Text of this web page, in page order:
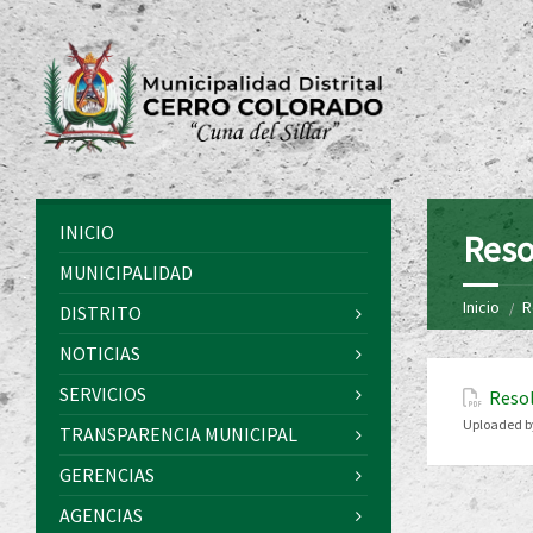
Inicio
Uploaded
INICIO
MUNICIPALIDAD
DISTRITO
NOTICIAS
SERVICIOS
TRANSPARENCIA MUNICIPAL
GERENCIAS
AGENCIAS